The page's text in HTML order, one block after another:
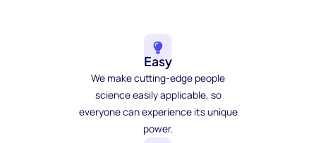
Easy
We make cutting-edge people
science easily applicable, so
everyone can experience its unique
power.